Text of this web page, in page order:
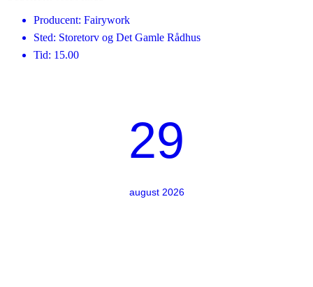
Producent: Fairywork
Sted: Storetorv og Det Gamle Rådhus
Tid: 15.00
29
august 2026